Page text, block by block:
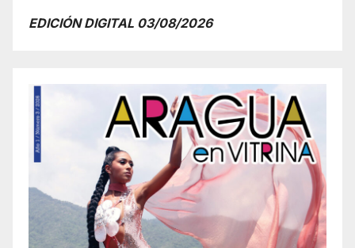
EDICIÓN DIGITAL 03/08/2026